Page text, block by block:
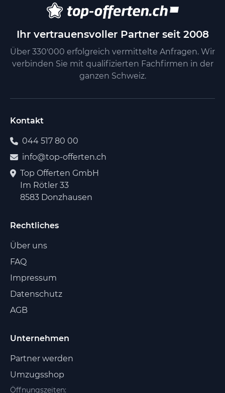
Ihr vertrauensvoller Partner seit 2008
Über 330'000 erfolgreich vermittelte Anfragen. Wir
verbinden Sie mit qualifizierten Fachfirmen in der
ganzen Schweiz.
Kontakt
044 517 80 00
info@top-offerten.ch
Top Offerten GmbH
Im Rötler 33
8583 Donzhausen
Rechtliches
Über uns
FAQ
Impressum
Datenschutz
AGB
Unternehmen
Partner werden
Umzugsshop
Öffnungszeiten: